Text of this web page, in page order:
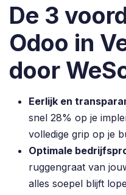
De 3
Odoo in
door
Eerlijk en
snel 28% op je
volledige grip op je
Optimale
ruggengraat van
alles soepel blijft